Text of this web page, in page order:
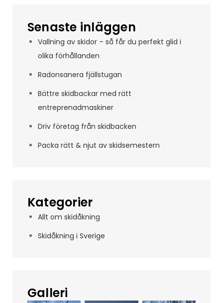
Senaste inläggen
Vallning av skidor – så får du perfekt glid i
olika förhållanden
Radonsanera fjällstugan
Bättre skidbackar med rätt
entreprenadmaskiner
Driv företag från skidbacken
Packa rätt & njut av skidsemestern
Kategorier
Allt om skidåkning
Skidåkning i Sverige
Galleri